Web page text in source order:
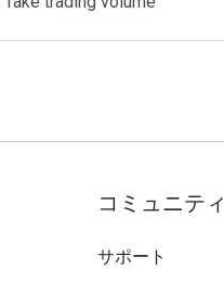
コミュニティ
サポート